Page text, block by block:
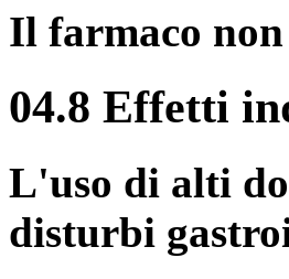
Il farmaco
04.8 Effetti
L'uso di alti
disturbi